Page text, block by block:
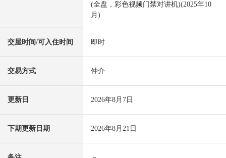
(全盘，彩色视频门禁对讲机)(2025年10
月)
交屋时间/可入住时间 即时
交易方式 仲介
更新日 2026年8月7日
下期更新日期 2026年8月21日